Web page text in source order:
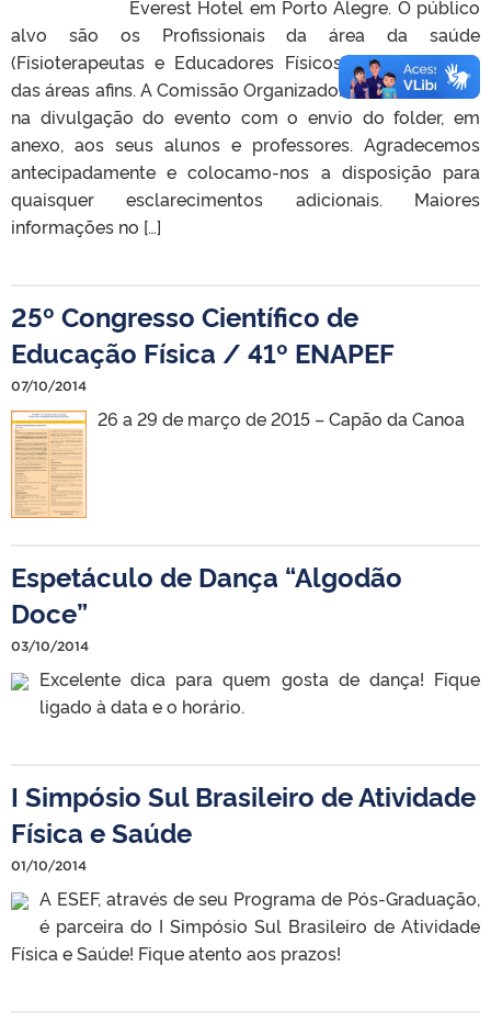
Everest Hotel em Porto Alegre. O público
alvo são os Profissionais da área da saúde
(Fisioterapeutas e Educadores Físicos) e Acadêmicos
das áreas afins. A Comissão Organizadora solicita auxílio
na divulgação do evento com o envio do folder, em
anexo, aos seus alunos e professores. Agradecemos
antecipadamente e colocamo-nos a disposição para
quaisquer esclarecimentos adicionais. Maiores
informações no […]
25º Congresso Científico de
Educação Física / 41º ENAPEF
07/10/2014
26 a 29 de março de 2015 – Capão da Canoa
Espetáculo de Dança “Algodão
Doce”
03/10/2014
Excelente dica para quem gosta de dança! Fique
ligado à data e o horário.
I Simpósio Sul Brasileiro de Atividade
Física e Saúde
01/10/2014
A ESEF, através de seu Programa de Pós-Graduação,
é parceira do I Simpósio Sul Brasileiro de Atividade
Física e Saúde! Fique atento aos prazos!